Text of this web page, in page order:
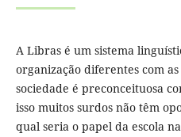
A Libras é um sistema
organização diferentes com
sociedade é preconceituosa
isso muitos surdos não têm
qual seria o papel da escola